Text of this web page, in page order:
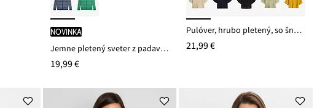
novinka
Jemne pletený sveter z padavého viskózového mixu
19,99 €
Pulóver, hrubo pletený, so šnúrkovým vláknom
21,99 €